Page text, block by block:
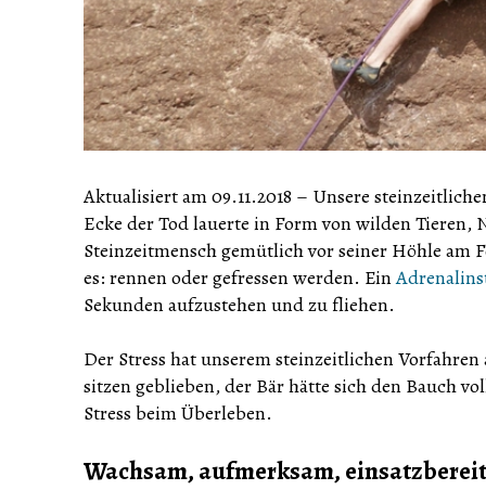
Aktualisiert am 09.11.2018 – Unsere
Ecke der Tod lauerte in Form von wilden
Steinzeitmensch gemütlich vor seiner Höhle am
es: rennen oder gefressen werden. Ein
Sekunden aufzustehen und zu fliehen.
Der Stress hat unserem steinzeitlichen
sitzen geblieben, der Bär hätte sich den Bauch
Stress beim Überleben.
Wachsam, aufmerksam, einsatzbereit